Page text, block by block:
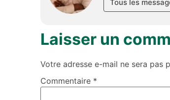
Tous les
Laisser un
Votre adresse e-mail ne sera pas
Commentaire *